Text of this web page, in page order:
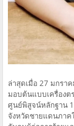
ล่าสุดเมื่อ 27 มกรา
มอบต้นแบบเครื่อง
ศูนย์พิสูจน์หลักฐาน
จังหวัดชายแดนภาค